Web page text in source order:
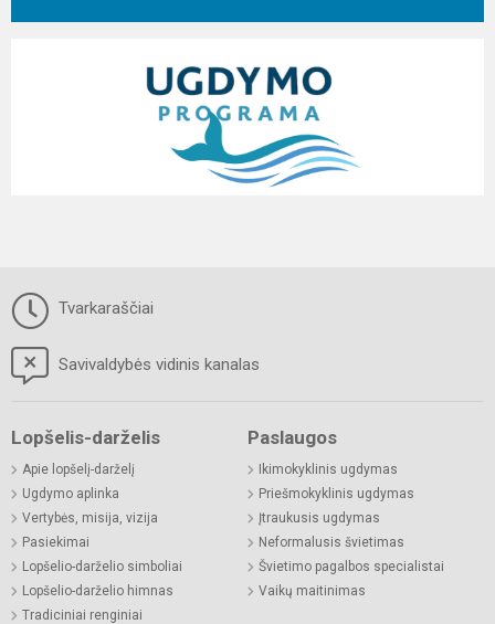
Tvarkaraščiai
Savivaldybės vidinis kanalas
Lopšelis-darželis
Apie lopšelį-darželį
Ugdymo aplinka
Vertybės, misija, vizija
Pasiekimai
Lopšelio-darželio simboliai
Lopšelio-darželio himnas
Tradiciniai renginiai
Paslaugos
Ikimokyklinis ugdymas
Priešmokyklinis ugdymas
Įtraukusis ugdymas
Neformalusis švietimas
Švietimo pagalbos specialistai
Vaikų maitinimas